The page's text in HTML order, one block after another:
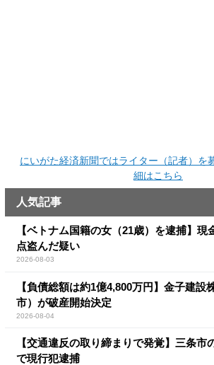
にいがた経済新聞ではライター（記者）を
細はこちら
人気記事
【ベトナム国籍の女（21歳）を逮捕】現
点盗んだ疑い
2026-08-03
【負債総額は約1億4,800万円】金子建設
市）が破産開始決定
2026-08-04
【交通違反の取り締まりで発覚】三条市
で現行犯逮捕